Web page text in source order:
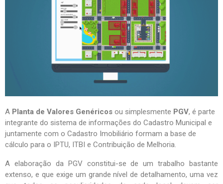
A Planta de Valores Genéricos ou simplesmente PGV, é parte
integrante do sistema de informações do Cadastro Municipal e
juntamente com o Cadastro Imobiliário formam a base de
cálculo para o IPTU, ITBI e Contribuição de Melhoria.
A elaboração da PGV constitui-se de um trabalho bastante
extenso, e que exige um grande nível de detalhamento, uma vez